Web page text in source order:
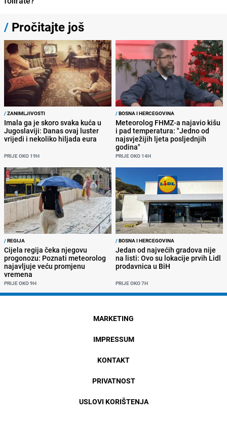
/ Pročitajte još
/ZANIMLJIVOSTI
Imala ga je skoro svaka kuća u
Jugoslaviji: Danas ovaj luster
vrijedi i nekoliko hiljada eura
PRIJE OKO 19H
/BOSNA I HERCEGOVINA
Meteorolog FHMZ-a najavio kišu
i pad temperatura: "Jedno od
najsvježijih ljeta posljednjih
godina"
PRIJE OKO 14H
/REGIJA
Cijela regija čeka njegovu
progonozu: Poznati meteorolog
najavljuje veću promjenu
vremena
PRIJE OKO 9H
/BOSNA I HERCEGOVINA
Jedan od najvećih gradova nije
na listi: Ovo su lokacije prvih Lidl
prodavnica u BiH
PRIJE OKO 7H
MARKETING
IMPRESSUM
KONTAKT
PRIVATNOST
USLOVI KORIŠTENJA